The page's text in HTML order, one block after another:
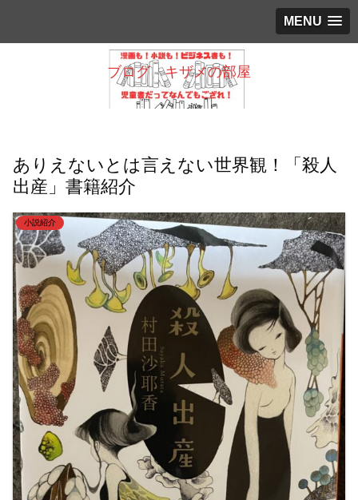
MENU
ブログ キザメの部屋
ありえないとは言えない世界観！「殺人
出産」書籍紹介
小説紹介